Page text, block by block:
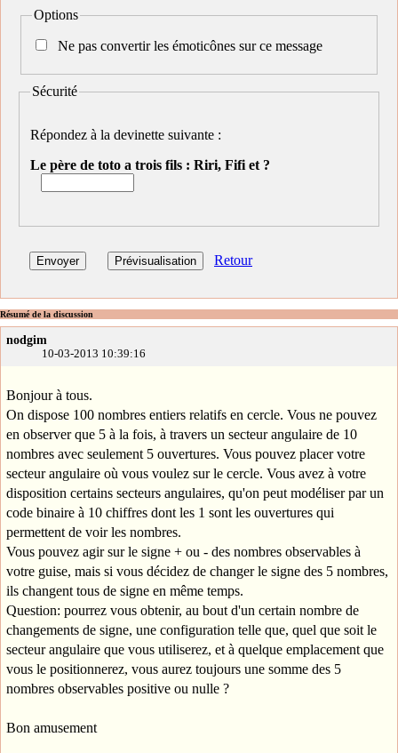
Options
Ne pas convertir les émoticônes sur ce message
Sécurité
Répondez à la devinette suivante :
Le père de toto a trois fils : Riri, Fifi et ?
Retour
Résumé de la discussion
nodgim
10-03-2013 10:39:16
Bonjour à tous.
On dispose 100 nombres entiers relatifs en cercle. Vous ne pouvez
en observer que 5 à la fois, à travers un secteur angulaire de 10
nombres avec seulement 5 ouvertures. Vous pouvez placer votre
secteur angulaire où vous voulez sur le cercle. Vous avez à votre
disposition certains secteurs angulaires, qu'on peut modéliser par un
code binaire à 10 chiffres dont les 1 sont les ouvertures qui
permettent de voir les nombres.
Vous pouvez agir sur le signe + ou - des nombres observables à
votre guise, mais si vous décidez de changer le signe des 5 nombres,
ils changent tous de signe en même temps.
Question: pourrez vous obtenir, au bout d'un certain nombre de
changements de signe, une configuration telle que, quel que soit le
secteur angulaire que vous utiliserez, et à quelque emplacement que
vous le positionnerez, vous aurez toujours une somme des 5
nombres observables positive ou nulle ?
Bon amusement